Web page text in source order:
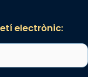
electrònic: